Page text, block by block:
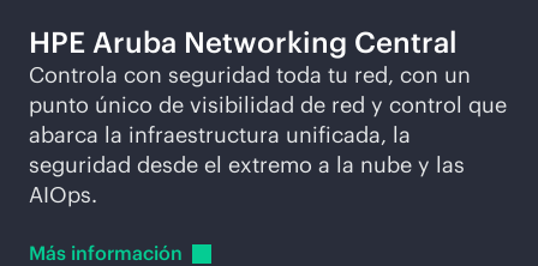
HPE Aruba Networking Central
Controla con seguridad toda tu red, con un
punto único de visibilidad de red y control que
abarca la infraestructura unificada, la
seguridad desde el extremo a la nube y las
AIOps.
Más información